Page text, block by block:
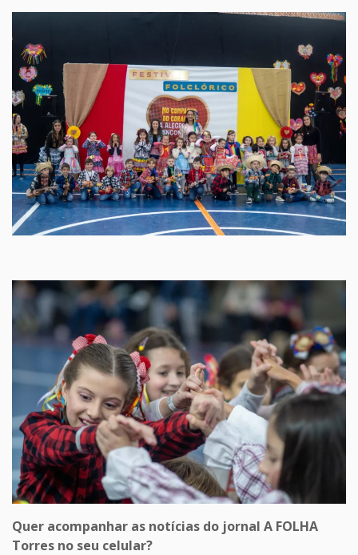
Quer acompanhar as notícias do jornal A FOLHA
Torres no seu celular?